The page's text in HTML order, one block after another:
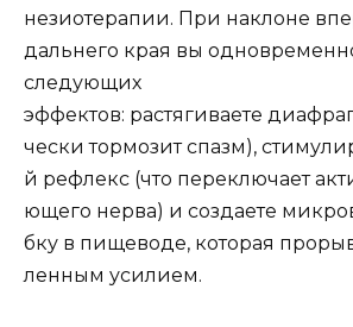
незиотерапии. При наклоне
дальнего края вы
следующих
эффектов: растягиваете
чески тормозит спазм),
й рефлекс (что переключает
ющего нерва) и создаете
бку в пищеводе, которая
ленным усилием.